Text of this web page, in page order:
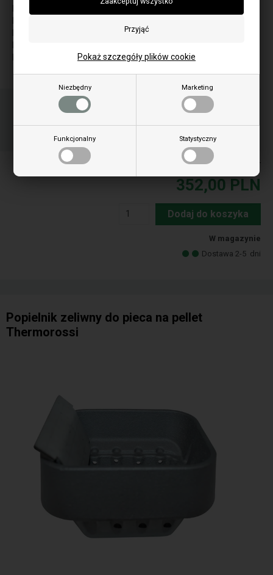
Niezbędny Marketing
Funkcjonalny Statystyczny
Pokaż szczegóły plików cookie
Bella Vista Square Plus
Zamów przedmiot(y) przed godziną 15:00
w dni powszednie i wysyłamy tego samego dnia
22
GOD.
43 24
Ceny zawierają podatek VAT
352,00 PLN
Dodaj do koszyka
W magazynie
Dostawa 2-5 dni
Popielnik zeliwny do pieca na pellet
Thermorossi